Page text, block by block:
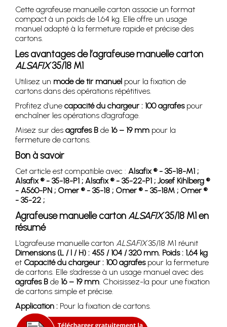
Cette agrafeuse manuelle carton associe un format
compact à un poids de 1,64 kg. Elle offre un usage
manuel adapté à la fermeture rapide et précise des
cartons.
Les avantages de l’agrafeuse manuelle carton
ALSAFIX35/18 M1
Utilisez un mode de tir manuel pour la fixation de
cartons dans des opérations répétitives.
Profitez d’une capacité du chargeur : 100 agrafespour
enchaîner les opérations d’agrafage.
Misez sur des agrafes B de 16 – 19 mm pour la
fermeture de cartons.
Bon à savoir
Cet article est compatible avec : Alsafix ® - 35-18-M1 ;
Alsafix ® - 35-18-P1 ; Alsafix ® - 35-22-P1 ; Josef Kihlberg ®
- A560-PN ; Omer ® - 35-18 ; Omer ® - 35-18M ; Omer ®
- 35-22 ;
Agrafeuse manuelle carton ALSAFIX35/18 M1 en
résumé
L’agrafeuse manuelle carton ALSAFIX35/18 M1 réunit
Dimensions (L / l / H) : 455 / 104 / 320 mm, Poids : 1,64 kg
et Capacité du chargeur : 100 agrafespour la fermeture
de cartons. Elle s’adresse à un usage manuel avec des
agrafes B de 16 – 19 mm . Choisissez-la pour une fixation
de cartons simple et précise.
Application : Pour la fixation de cartons.